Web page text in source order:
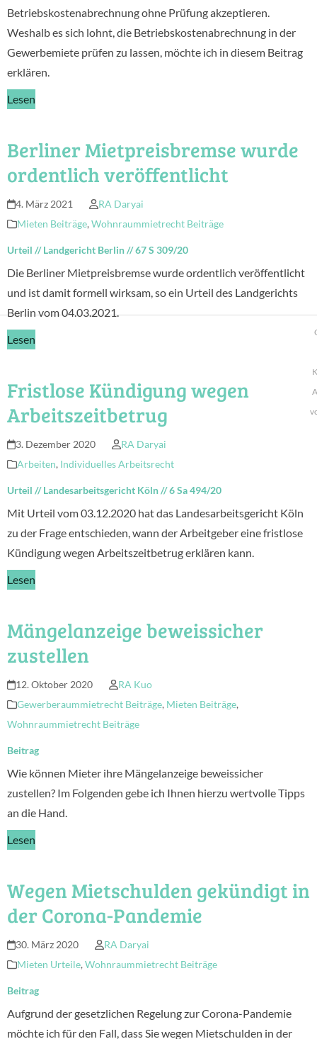
Betriebskostenabrechnung ohne Prüfung akzeptieren.
Weshalb es sich lohnt, die Betriebskostenabrechnung in der
Gewerbemiete prüfen zu lassen, möchte ich in diesem Beitrag
erklären.
Lesen
Berliner Mietpreisbremse wurde
ordentlich veröffentlicht
4. März 2021
RA Daryai
Mieten Beiträge, Wohnraummietrecht Beiträge
Urteil //Landgericht Berlin//67 S 309/20
Die Berliner Mietpreisbremse wurde ordentlich veröffentlicht
und ist damit formell wirksam, so ein Urteil des Landgerichts
Berlin vom 04.03.2021.
Lesen
Fristlose Kündigung wegen
Arbeitszeitbetrug
3. Dezember 2020
RA Daryai
Arbeiten, Individuelles Arbeitsrecht
Urteil //Landesarbeitsgericht Köln//6 Sa 494/20
Mit Urteil vom 03.12.2020 hat das Landesarbeitsgericht Köln
zu der Frage entschieden, wann der Arbeitgeber eine fristlose
Kündigung wegen Arbeitszeitbetrug erklären kann.
Lesen
Mängelanzeige beweissicher
zustellen
12. Oktober 2020
RA Kuo
Gewerberaummietrecht Beiträge, Mieten Beiträge,
Wohnraummietrecht Beiträge
Beitrag
Wie können Mieter ihre Mängelanzeige beweissicher
zustellen? Im Folgenden gebe ich Ihnen hierzu wertvolle Tipps
an die Hand.
Lesen
Wegen Mietschulden gekündigt in
der Corona-Pandemie
30. März 2020
RA Daryai
Mieten Urteile, Wohnraummietrecht Beiträge
Beitrag
Aufgrund der gesetzlichen Regelung zur Corona-Pandemie
möchte ich für den Fall, dass Sie wegen Mietschulden in der